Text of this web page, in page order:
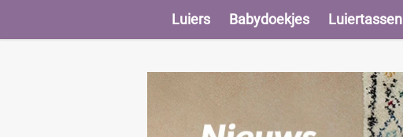
Luiers Babydoekjes Luiertassen